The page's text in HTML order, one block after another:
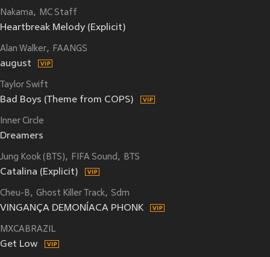
Nakama MC Staff
Heartbreak Melody (Explicit)
Alan Walker FAANGS
august
Taylor Swift
Bad Boys (Theme from COPS)
Inner Circle
Dreamers
Jung Kook (BTS) FIFA Sound BTS
Catalina (Explicit)
Cheu-B Ghost Killer Track Sdm
VINGANÇA DEMONÍACA PHONK
MXCABRAZIL
Get Low